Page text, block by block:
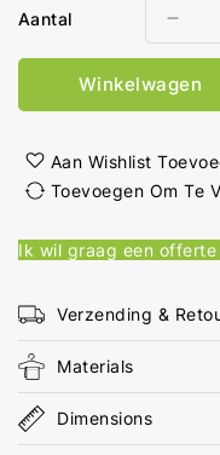
Aantal
voor
Male
S/
m
Winkelwagen
Aan Wishlist
Toevoegen Om Te
Ik wil graag een
Verzending &
Materials
Dimensions